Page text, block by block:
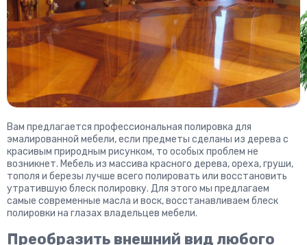
Вам предлагается профессиональная полировка для
эмалированной мебели, если предметы сделаны из дерева с
красивым природным рисунком, то особых проблем не
возникнет. Мебель из массива красного дерева, ореха, груши,
тополя и березы лучше всего полировать или восстановить
утратившую блеск полировку. Для этого мы предлагаем
самые современные масла и воск, восстанавливаем блеск
полировки на глазах владельцев мебели.
Преобразить внешний вид любого